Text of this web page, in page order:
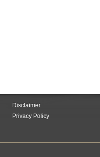
Disclaimer
Privacy Policy